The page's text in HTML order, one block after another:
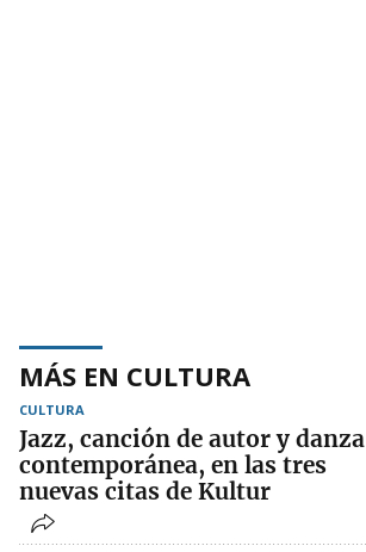
MÁS EN CULTURA
CULTURA
Jazz, canción de autor y danza
contemporánea, en las tres
nuevas citas de Kultur